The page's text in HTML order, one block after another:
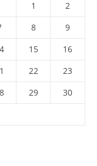
1
2
8
9
15
16
22
23
29
30